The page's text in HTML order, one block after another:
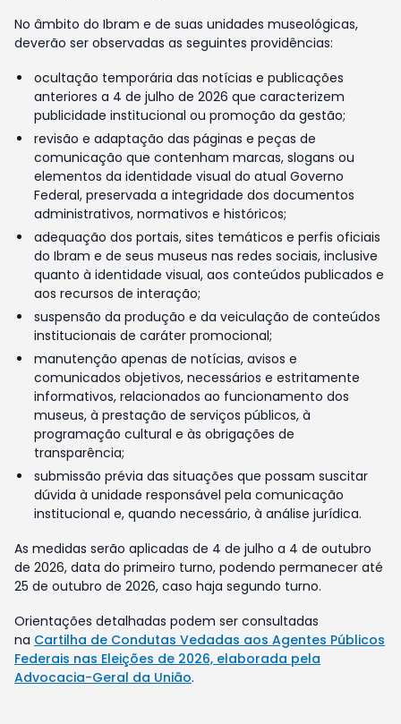
No âmbito do Ibram e de suas unidades museológicas,
deverão ser observadas as seguintes providências:
ocultação temporária das notícias e publicações
anteriores a 4 de julho de 2026 que caracterizem
publicidade institucional ou promoção da gestão;
revisão e adaptação das páginas e peças de
comunicação que contenham marcas, slogans ou
elementos da identidade visual do atual Governo
Federal, preservada a integridade dos documentos
administrativos, normativos e históricos;
adequação dos portais, sites temáticos e perfis oficiais
do Ibram e de seus museus nas redes sociais, inclusive
quanto à identidade visual, aos conteúdos publicados e
aos recursos de interação;
suspensão da produção e da veiculação de conteúdos
institucionais de caráter promocional;
manutenção apenas de notícias, avisos e
comunicados objetivos, necessários e estritamente
informativos, relacionados ao funcionamento dos
museus, à prestação de serviços públicos, à
programação cultural e às obrigações de
transparência;
submissão prévia das situações que possam suscitar
dúvida à unidade responsável pela comunicação
institucional e, quando necessário, à análise jurídica.
As medidas serão aplicadas de 4 de julho a 4 de outubro
de 2026, data do primeiro turno, podendo permanecer até
25 de outubro de 2026, caso haja segundo turno.
Orientações detalhadas podem ser consultadas
na Cartilha de Condutas Vedadas aos Agentes Públicos
Federais nas Eleições de 2026, elaborada pela
Advocacia-Geral da União.